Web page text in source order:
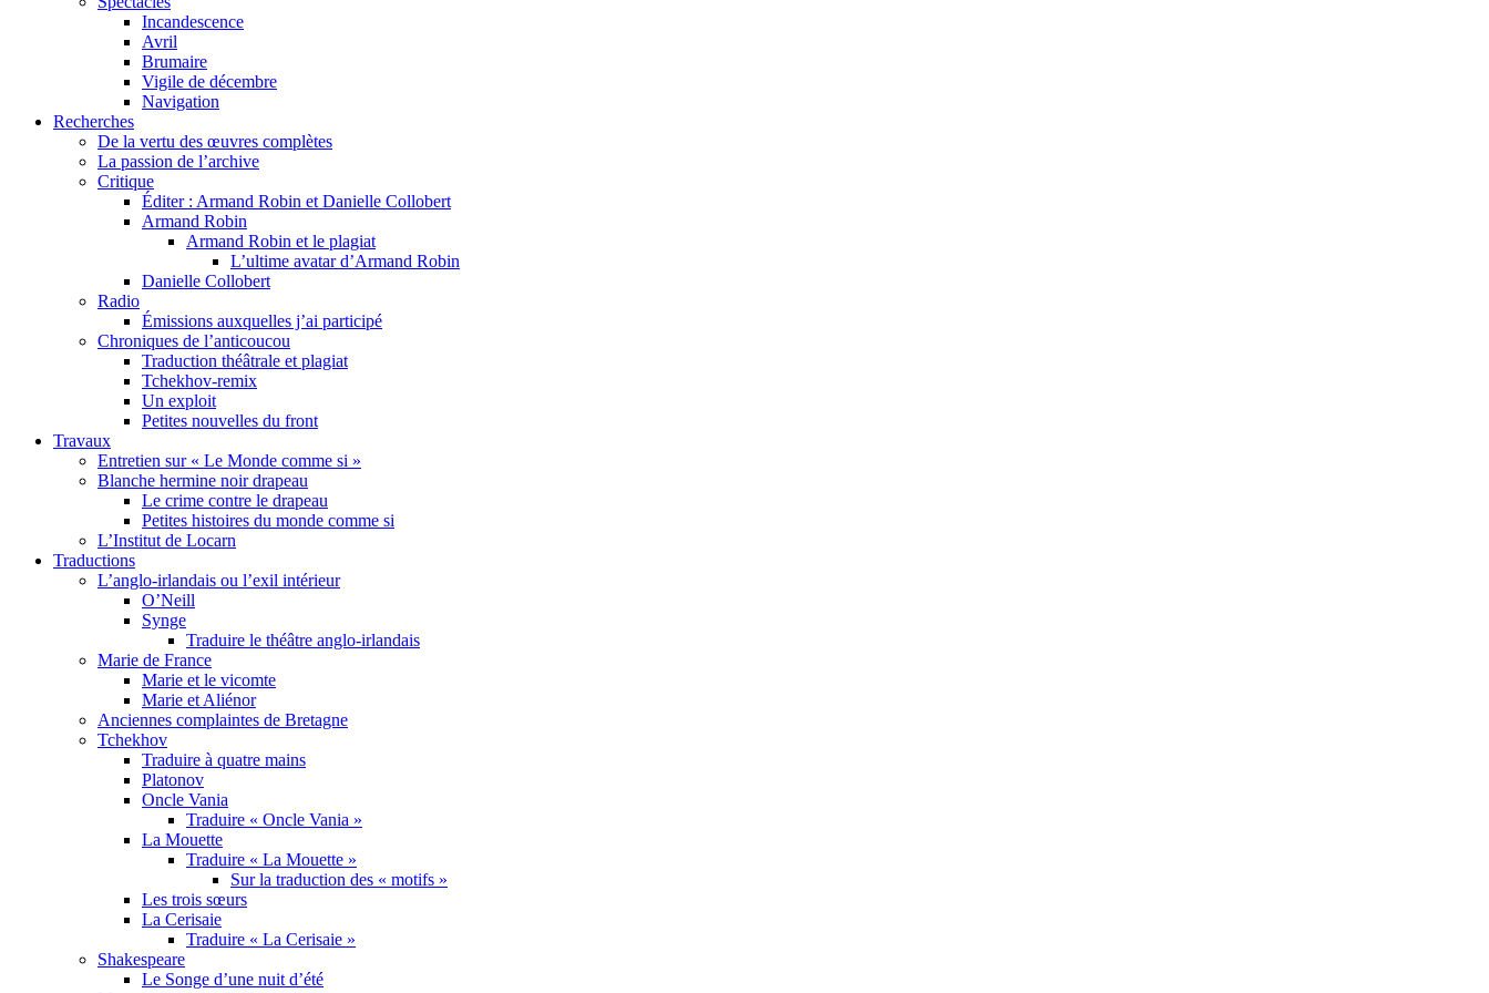
Incandescence
Avril
Brumaire
Vigile de décembre
Navigation
Recherches
De la vertu des œuvres complètes
La passion de l’archive
Critique
Éditer : Armand Robin et Danielle Collobert
Armand Robin
Armand Robin et le plagiat
L’ultime avatar d’Armand Robin
Danielle Collobert
Radio
Émissions auxquelles j’ai participé
Chroniques de l’anticoucou
Traduction théâtrale et plagiat
Tchekhov-remix
Un exploit
Petites nouvelles du front
Travaux
Entretien sur « Le Monde comme si »
Blanche hermine noir drapeau
Le crime contre le drapeau
Petites histoires du monde comme si
L’Institut de Locarn
Traductions
L’anglo-irlandais ou l’exil intérieur
O’Neill
Synge
Traduire le théâtre anglo-irlandais
Marie de France
Marie et le vicomte
Marie et Aliénor
Anciennes complaintes de Bretagne
Tchekhov
Traduire à quatre mains
Platonov
Oncle Vania
Traduire « Oncle Vania »
La Mouette
Traduire « La Mouette »
Sur la traduction des « motifs »
Les trois sœurs
La Cerisaie
Traduire « La Cerisaie »
Shakespeare
Le Songe d’une nuit d’été